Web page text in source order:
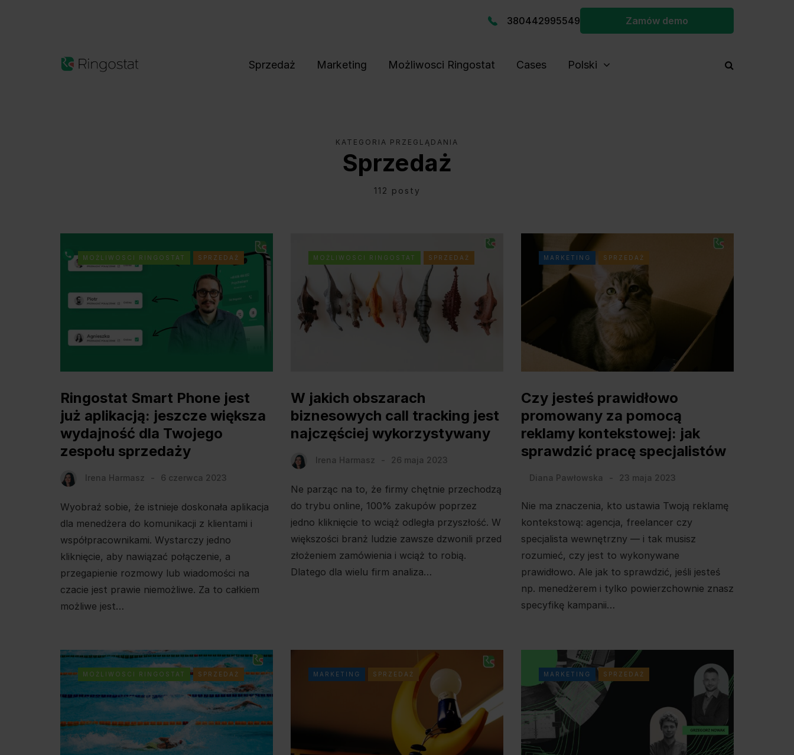
380442995549 Zamów demo
Sprzedaż Marketing Możliwosci Ringostat Cases Polski
KATEGORIA PRZEGLĄDANIA
Sprzedaż
112 posty
MOŻLIWOSCI RINGOSTAT SPRZEDAŻ
Ringostat Smart Phone jest
już aplikacją: jeszcze większa
wydajność dla Twojego
zespołu sprzedaży
Irena Harmasz 6 czerwca 2023
Wyobraź sobie, że istnieje doskonała aplikacja
dla menedżera do komunikacji z klientami i
współpracownikami. Wystarczy jedno
kliknięcie, aby nawiązać połączenie, a
przegapienie rozmowy lub wiadomości na
czacie jest prawie niemożliwe. Za to całkiem
możliwe jest…
MOŻLIWOSCI RINGOSTAT SPRZEDAŻ
W jakich obszarach
biznesowych call tracking jest
najczęściej wykorzystywany
Irena Harmasz 26 maja 2023
Ne parząc na to, że firmy chętnie przechodzą
do trybu online, 100% zakupów poprzez
jedno kliknięcie to wciąż odległa przyszłość. W
większości branż ludzie zawsze dzwonili przed
złożeniem zamówienia i wciąż to robią.
Dlatego dla wielu firm analiza…
MARKETING SPRZEDAŻ
Czy jesteś prawidłowo
promowany za pomocą
reklamy kontekstowej: jak
sprawdzić pracę specjalistów
Diana Pawłowska 23 maja 2023
Nie ma znaczenia, kto ustawia Twoją reklamę
kontekstową: agencja, freelancer czy
specjalista wewnętrzny — i tak musisz
rozumieć, czy jest to wykonywane
prawidłowo. Ale jak to sprawdzić, jeśli jesteś
np. menedżerem i tylko powierzchownie znasz
specyfikę kampanii…
MOŻLIWOSCI RINGOSTAT SPRZEDAŻ MARKETING SPRZEDAŻ MARKETING SPRZEDAŻ